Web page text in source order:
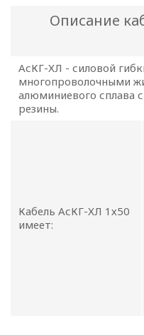
Описание
АсКГ-ХЛ - силовой
многопроволочными
алюминиевого сплава
резины.
Кабель АсКГ-ХЛ 1х50
имеет: